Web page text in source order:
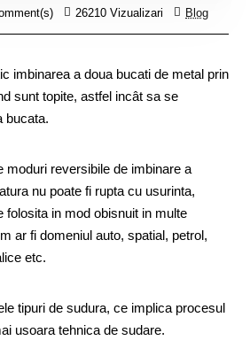
26210 Vizualizari Blog
imbinarea a doua bucati de metal prin
sunt topite, astfel incât sa se
bucata.
moduri reversibile de imbinare a
nu poate fi rupta cu usurinta,
folosita in mod obisnuit in multe
ar fi domeniul auto, spatial, petrol,
etc.
tipuri de sudura, ce implica procesul
usoara tehnica de sudare.